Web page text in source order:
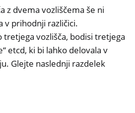
z dvema vozliščema še ni
v prihodnji različici.
vozlišča, bodisi tretjega
etcd, ki bi lahko delovala v
Glejte naslednji razdelek